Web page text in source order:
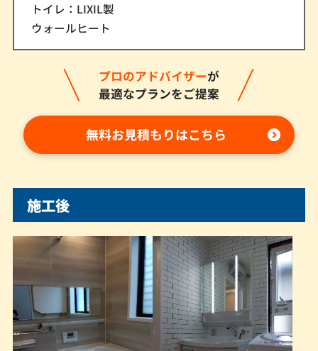
トイレ：LIXIL製
ウォールヒート
プロのアドバイザーが
最適なプランをご提案
無料お見積もりはこちら
施工後